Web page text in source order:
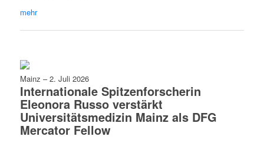
mehr
Mainz –2. Juli 2026
Internationale Spitzenforscherin
Eleonora Russo verstärkt
Universitätsmedizin Mainz als DFG
Mercator Fellow